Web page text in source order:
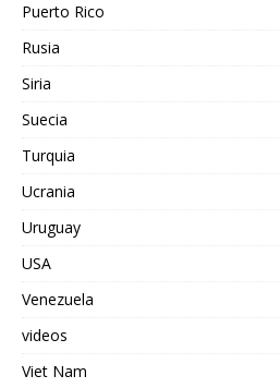
Puerto Rico
Rusia
Siria
Suecia
Turquia
Ucrania
Uruguay
USA
Venezuela
videos
Viet Nam